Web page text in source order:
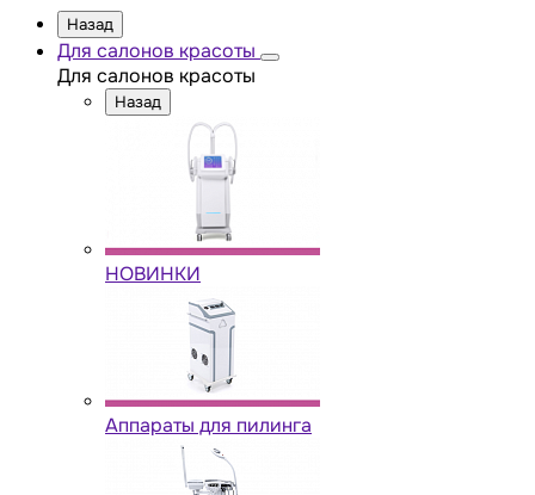
Назад
Для салонов красоты
Для салонов красоты
Назад
НОВИНКИ
Аппараты для пилинга